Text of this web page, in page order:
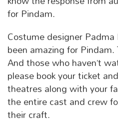
for Pindam.
Costume designer
been amazing for
And those who haven’t
please book your ticket
theatres along with your
the entire cast and crew
their craft.